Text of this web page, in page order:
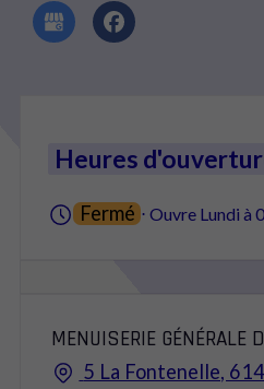
Heures
Fermé ⋅ Ouvre Lundi à
MENUISERIE GÉNÉRALE
5 La Fontenelle,